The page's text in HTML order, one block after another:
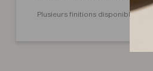
Plusieurs finitions disponibles